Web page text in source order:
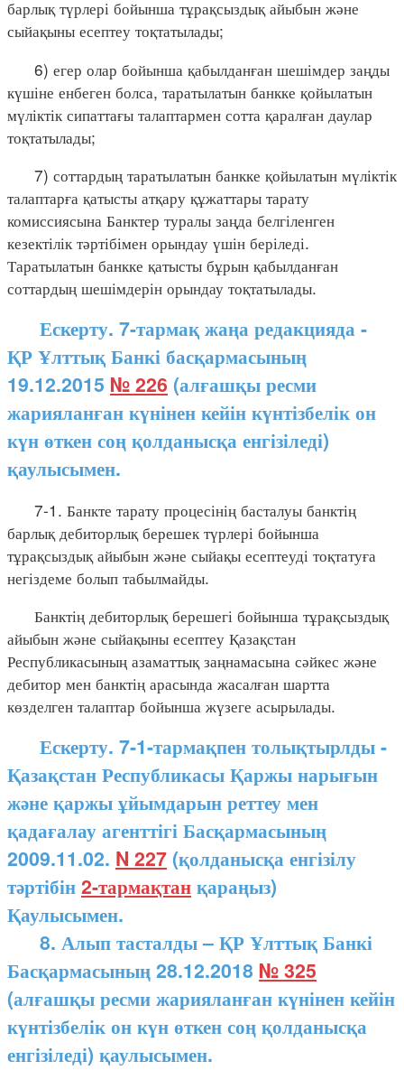
барлық түрлері бойынша тұрақсыздық айыбын және
сыйақыны есептеу тоқтатылады;
6) егер олар бойынша қабылданған шешімдер заңды
күшіне енбеген болса, таратылатын банкке қойылатын
мүліктік сипаттағы талаптармен сотта қаралған даулар
тоқтатылады;
7) соттардың таратылатын банкке қойылатын мүліктік
талаптарға қатысты атқару құжаттары тарату
комиссиясына Банктер туралы заңда белгіленген
кезектілік тәртібімен орындау үшін беріледі.
Таратылатын банкке қатысты бұрын қабылданған
соттардың шешімдерін орындау тоқтатылады.
Ескерту. 7-тармақ жаңа редакцияда -
ҚР Ұлттық Банкі басқармасының
19.12.2015 № 226 (алғашқы ресми
жарияланған күнінен кейін күнтізбелік он
күн өткен соң қолданысқа енгізіледі)
қаулысымен.
7-1. Банкте тарату процесінің басталуы банктің
барлық дебиторлық берешек түрлері бойынша
тұрақсыздық айыбын және сыйақы есептеуді тоқтатуға
негіздеме болып табылмайды.
Банктің дебиторлық берешегі бойынша тұрақсыздық
айыбын және сыйақыны есептеу Қазақстан
Республикасының азаматтық заңнамасына сәйкес және
дебитор мен банктің арасында жасалған шартта
көзделген талаптар бойынша жүзеге асырылады.
Ескерту. 7-1-тармақпен толықтырлды -
Қазақстан Республикасы Қаржы нарығын
және қаржы ұйымдарын реттеу мен
қадағалау агенттігі Басқармасының
2009.11.02. N 227 (қолданысқа енгізілу
тәртібін2-тармақтанқараңыз)
Қаулысымен.
8. Алып тасталды – ҚР Ұлттық Банкі
Басқармасының 28.12.2018 № 325
(алғашқы ресми жарияланған күнінен кейін
күнтізбелік он күн өткен соң қолданысқа
енгізіледі) қаулысымен.